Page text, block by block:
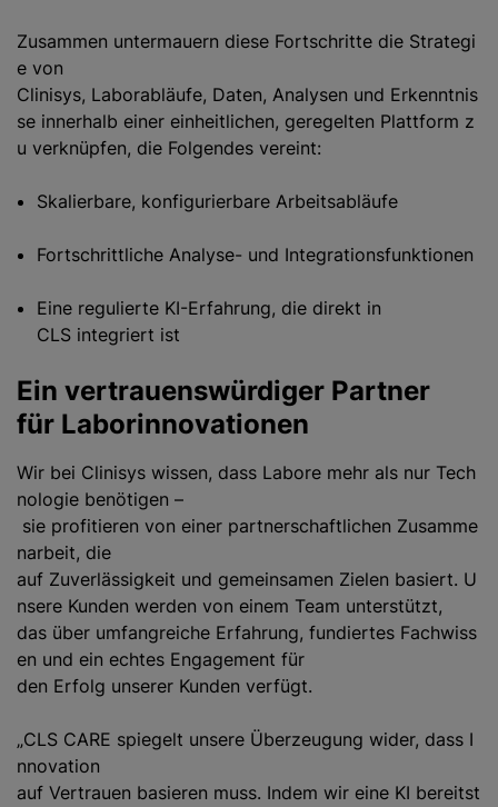
Zusammen untermauern diese Fortschritte die Strategi
e von
Clinisys, Laborabläufe, Daten, Analysen und Erkenntnis
se innerhalb einer einheitlichen, geregelten Plattform z
u verknüpfen, die Folgendes vereint:
Skalierbare, konfigurierbare Arbeitsabläufe
Fortschrittliche Analyse- und Integrationsfunktionen
Eine regulierte KI-Erfahrung, die direkt in
CLS integriert ist
Ein vertrauenswürdiger Partner
für Laborinnovationen
Wir bei Clinisys wissen, dass Labore mehr als nur Tech
nologie benötigen –
sie profitieren von einer partnerschaftlichen Zusamme
narbeit, die
auf Zuverlässigkeit und gemeinsamen Zielen basiert. U
nsere Kunden werden von einem Team unterstützt,
das über umfangreiche Erfahrung, fundiertes Fachwiss
en und ein echtes Engagement für
den Erfolg unserer Kunden verfügt.
„CLS CARE spiegelt unsere Überzeugung wider, dass I
nnovation
auf Vertrauen basieren muss. Indem wir eine KI bereitst